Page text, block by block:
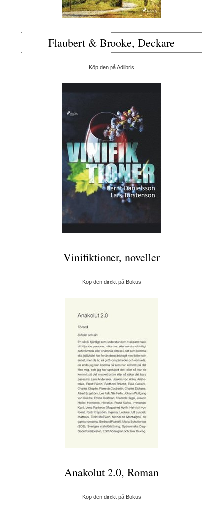
Flaubert & Brooke, Deckare
Köp den på Adlibris
Vinifiktioner, noveller
Köp den direkt på Bokus
Anakolut 2.0, Roman
Köp den direkt på Bokus